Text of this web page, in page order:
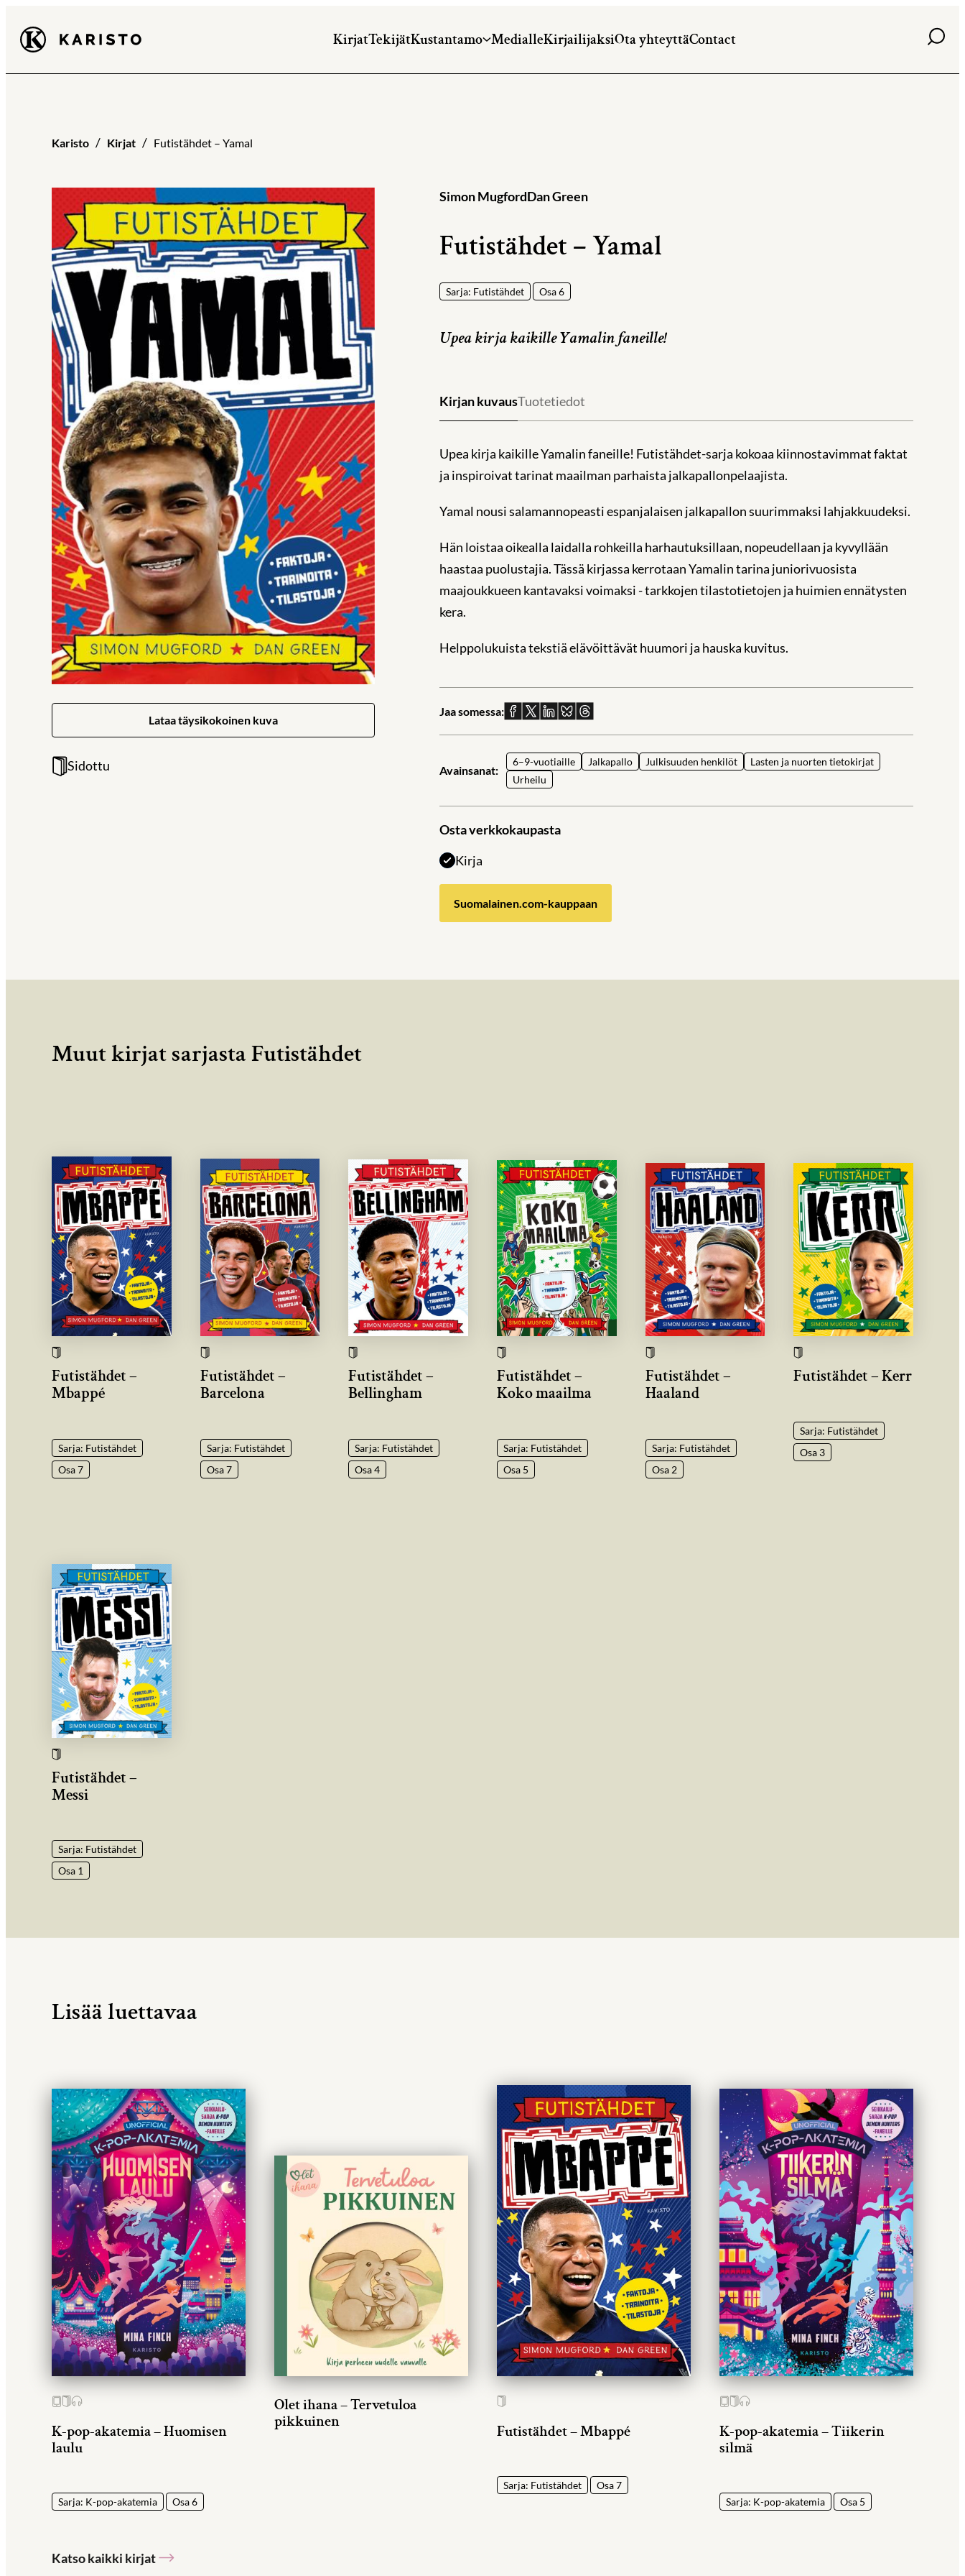
suoraan
Karisto KirjatTekijätKustantamo MedialleKirjailijaksiOta yhteyttäContact Haku
Karisto Kirjat Futistähdet – Yamal
Lataa täysikokoinen kuva
Sidottu
Simon MugfordDan Green
Futistähdet – Yamal
Sarja: Futistähdet Osa 6
Upea kirja kaikille Yamalin faneille!
Kirjan kuvausTuotetiedot
Upea kirja kaikille Yamalin faneille! Futistähdet-sarja kokoaa kiinnostavimmat faktat
ja inspiroivat tarinat maailman parhaista jalkapallonpelaajista. ​
Yamal nousi salamannopeasti espanjalaisen jalkapallon suurimmaksi lahjakkuudeksi. ​
Hän loistaa oikealla laidalla rohkeilla harhautuksillaan, nopeudellaan ja kyvyllään
haastaa puolustajia. Tässä kirjassa kerrotaan Yamalin tarina juniorivuosista
maajoukkueen kantavaksi voimaksi - tarkkojen tilastotietojen ja huimien ennätysten
kera. ​
Helppolukuista tekstiä elävöittävät huumori ja hauska kuvitus.
Jaa somessa:Jaa
Facebookissa
Jaa
X:ssä
Jaa
Linkedinissä
Jaa
Blueskyssä
Jaa
sähköpostilla
Avainsanat:
6–9-vuotiaille Jalkapallo Julkisuuden henkilöt
Lasten ja nuorten tietokirjat
Urheilu
Osta verkkokaupasta
Kirja
Suomalainen.com-kauppaan
Muut kirjat sarjasta Futistähdet
Futistähdet –
Mbappé
Sarja: Futistähdet
Osa 7
Futistähdet –
Barcelona
Sarja: Futistähdet
Osa 7
Futistähdet –
Bellingham
Sarja: Futistähdet
Osa 4
Futistähdet –
Koko maailma
Sarja: Futistähdet
Osa 5
Futistähdet –
Haaland
Sarja: Futistähdet
Osa 2
Futistähdet – Kerr
Sarja: Futistähdet
Osa 3
Futistähdet –
Messi
Sarja: Futistähdet
Osa 1
Lisää luettavaa
K-pop-akatemia – Huomisen
laulu
Sarja: K-pop-akatemia Osa 6
Olet ihana – Tervetuloa
pikkuinen
Futistähdet – Mbappé
Sarja: Futistähdet Osa 7
K-pop-akatemia – Tiikerin
silmä
Sarja: K-pop-akatemia Osa 5
Katso kaikki kirjat